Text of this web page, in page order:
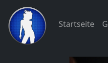
Startseite